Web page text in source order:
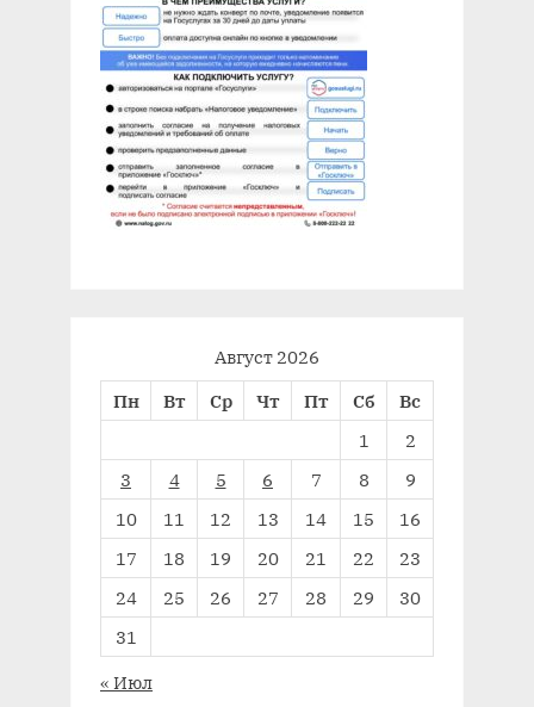
Август 2026
Пн
Вт Ср Чт Пт Сб
Вс
1
2
3
4 5 6 7 8
9
10
11 12 13 14 15
16
17
18 19 20 21 22
23
24
25 26 27 28 29
30
31
« Июл